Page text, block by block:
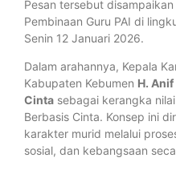
Pesan tersebut
Pembinaan Guru PAI di
Senin 12 Januari 2026.
Dalam arahannya, Kepala
Kabupaten Kebumen H.
Cinta sebagai kerangka
Berbasis Cinta. Konsep ini
karakter murid melalui
sosial, dan kebangsaan